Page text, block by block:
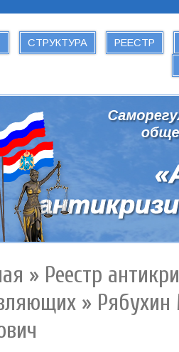
СТРУКТУРА РЕЕСТР
» Реестр
»